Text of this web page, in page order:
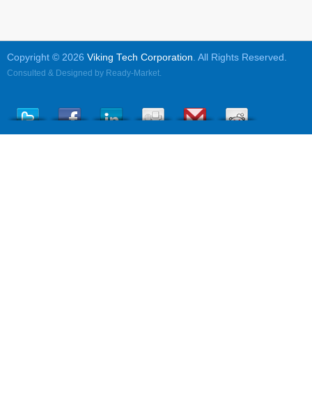
Copyright © 2026 Viking Tech Corporation. All Rights Reserved.
Consulted & Designed by Ready-Market.